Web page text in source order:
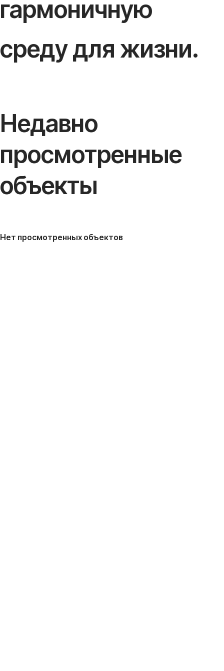
гармоничную
среду для жизни.
Недавно
просмотренные
объекты
Нет просмотренных объектов